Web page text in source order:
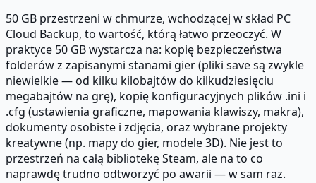
50 GB przestrzeni w chmurze, wchodzącej w skład PC
Cloud Backup, to wartość, którą łatwo przeoczyć. W
praktyce 50 GB wystarcza na: kopię bezpieczeństwa
folderów z zapisanymi stanami gier (pliki save są zwykle
niewielkie — od kilku kilobajtów do kilkudziesięciu
megabajtów na grę), kopię konfiguracyjnych plików .ini i
.cfg (ustawienia graficzne, mapowania klawiszy, makra),
dokumenty osobiste i zdjęcia, oraz wybrane projekty
kreatywne (np. mapy do gier, modele 3D). Nie jest to
przestrzeń na całą bibliotekę Steam, ale na to co
naprawdę trudno odtworzyć po awarii — w sam raz.